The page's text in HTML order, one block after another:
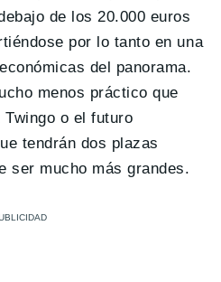
de los 20.000 euros
por lo tanto en una
del panorama.
menos práctico que
o el futuro
tendrán dos plazas
ser mucho más grandes.